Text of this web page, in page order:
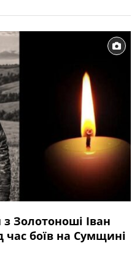
громаді – внаслідок
вибуховою
житлових […]
Золотоноші Іван
час боїв на Сумщині